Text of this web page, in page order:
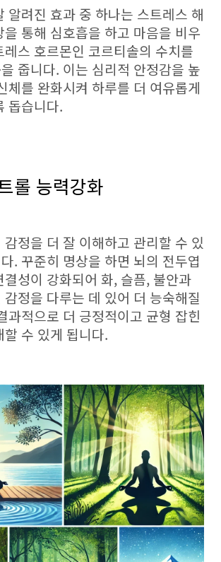
알려진 효과 중 하나는 스트레스 해
통해 심호흡을 하고 마음을 비우
스 호르몬인 코르티솔의 수치를
줍니다. 이는 심리적 안정감을 높
체를 완화시켜 하루를 더 여유롭게
돕습니다.
롤 능력강화
감정을 더 잘 이해하고 관리할 수 있
. 꾸준히 명상을 하면 뇌의 전두엽
결성이 강화되어 화, 슬픔, 불안과
정을 다루는 데 있어 더 능숙해질
과적으로 더 긍정적이고 균형 잡힌
수 있게 됩니다.